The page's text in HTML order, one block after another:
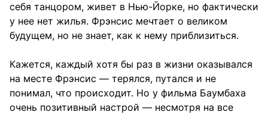
себя танцором, живет в Нью-Йорке, но фактически
у нее нет жилья. Фрэнсис мечтает о великом
будущем, но не знает, как к нему приблизиться.
Кажется, каждый хотя бы раз в жизни оказывался
на месте Фрэнсис — терялся, путался и не
понимал, что происходит. Но у фильма Баумбаха
очень позитивный настрой — несмотря на все